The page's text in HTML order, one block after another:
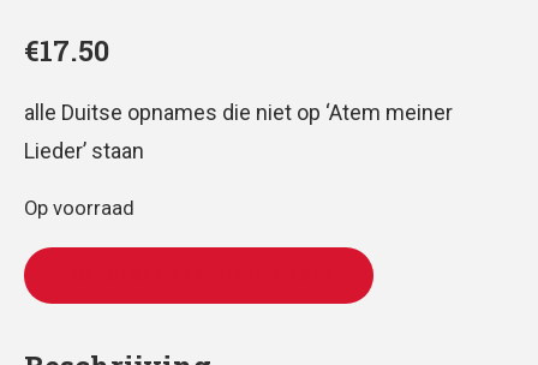
€17.50
alle Duitse opnames die niet op ‘Atem meiner
Lieder’ staan
Op voorraad